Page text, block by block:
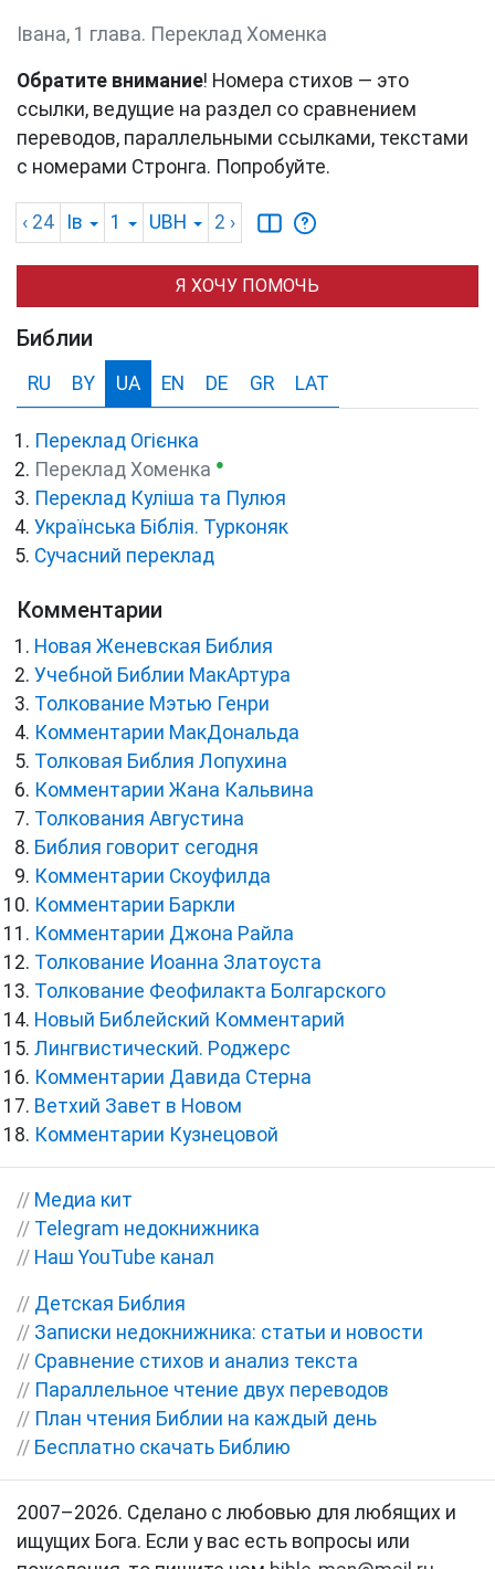
Івана, 1 глава. Переклад Хоменка
Обратите внимание! Номера стихов — это
ссылки, ведущие на раздел со сравнением
переводов, параллельными ссылками, текстами
с номерами Стронга. Попробуйте.
‹ 24 Ів 1 UBH 2 ›
Я ХОЧУ ПОМОЧЬ
Библии
RU BY UA EN DE GR LAT
Переклад Огієнка
Переклад Хоменка ●
Переклад Куліша та Пулюя
Українська Біблія. Турконяк
Сучасний переклад
Комментарии
Новая Женевская Библия
Учебной Библии МакАртура
Толкование Мэтью Генри
Комментарии МакДональда
Толковая Библия Лопухина
Комментарии Жана Кальвина
Толкования Августина
Библия говорит сегодня
Комментарии Скоуфилда
Комментарии Баркли
Комментарии Джона Райла
Толкование Иоанна Златоуста
Толкование Феофилакта Болгарского
Новый Библейский Комментарий
Лингвистический. Роджерс
Комментарии Давида Стерна
Ветхий Завет в Новом
Комментарии Кузнецовой
// Медиа кит
// Telegram недокнижника
// Наш YouTube канал
// Детская Библия
// Записки недокнижника: статьи и новости
// Сравнение стихов и анализ текста
// Параллельное чтение двух переводов
// План чтения Библии на каждый день
// Бесплатно скачать Библию
2007–2026. Сделано с любовью для любящих и
ищущих Бога. Если у вас есть вопросы или